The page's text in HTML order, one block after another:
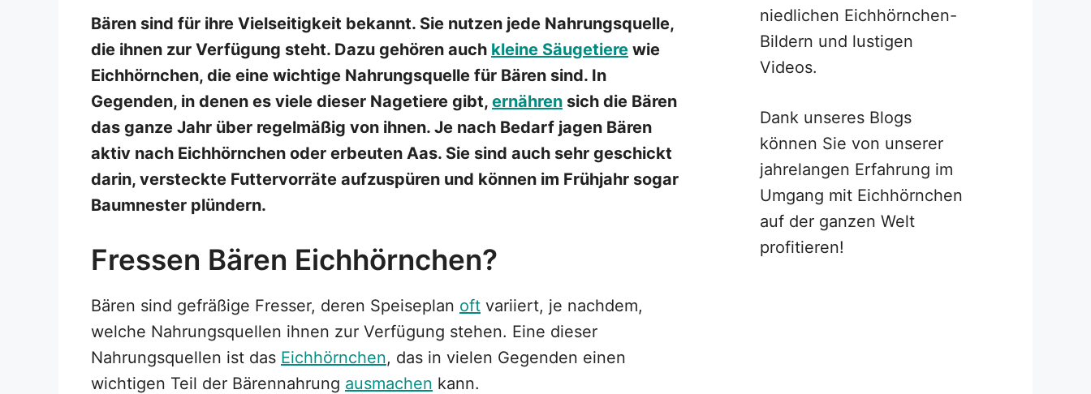
Bären sind für ihre Vielseitigkeit bekannt. Sie nutzen jede Nahrungsquelle,
die ihnen zur Verfügung steht. Dazu gehören auch kleine Säugetiere wie
Eichhörnchen, die eine wichtige Nahrungsquelle für Bären sind. In
Gegenden, in denen es viele dieser Nagetiere gibt, ernähren sich die Bären
das ganze Jahr über regelmäßig von ihnen. Je nach Bedarf jagen Bären
aktiv nach Eichhörnchen oder erbeuten Aas. Sie sind auch sehr geschickt
darin, versteckte Futtervorräte aufzuspüren und können im Frühjahr sogar
Baumnester plündern.
Fressen Bären Eichhörnchen?
Bären sind gefräßige Fresser, deren Speiseplan oft variiert, je nachdem,
welche Nahrungsquellen ihnen zur Verfügung stehen. Eine dieser
Nahrungsquellen ist das Eichhörnchen, das in vielen Gegenden einen
wichtigen Teil der Bärennahrung ausmachen kann.
niedlichen Eichhörnchen-
Bildern und lustigen
Videos.
Dank unseres Blogs
können Sie von unserer
jahrelangen Erfahrung im
Umgang mit Eichhörnchen
auf der ganzen Welt
profitieren!